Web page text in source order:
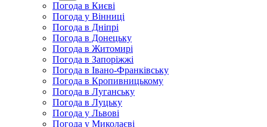
Погода в Києві
Погода у Вінниці
Погода в Дніпрі
Погода в Донецьку
Погода в Житомирі
Погода в Запоріжжі
Погода в Івано-Франківську
Погода в Кропивницькому
Погода в Луганську
Погода в Луцьку
Погода у Львові
Погода у Миколаєві